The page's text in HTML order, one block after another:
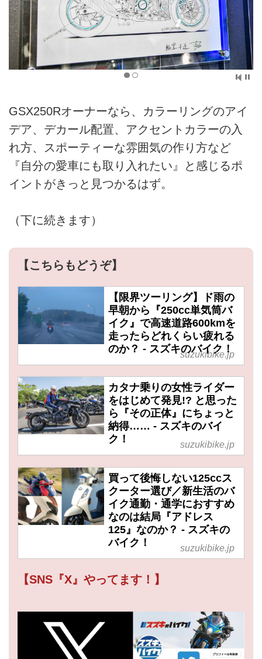
GSX250Rオーナーなら、カラーリングのアイ
デア、デカール配置、アクセントカラーの入
れ方、スポーティーな雰囲気の作り方など
『自分の愛車にも取り入れたい』と感じるポ
イントがきっと見つかるはず。
（下に続きます）
【こちらもどうぞ】
【限界ツーリング】ド雨の
早朝から『250cc単気筒バ
イク』で高速道路600kmを
走ったらどれくらい疲れる
のか？ - スズキのバイク！
suzukibike.jp
カタナ乗りの女性ライダー
をはじめて発見!? と思った
ら『その正体』にちょっと
納得…… - スズキのバイ
ク！
suzukibike.jp
買って後悔しない125ccス
クーター選び／新生活のバ
イク通勤・通学におすすめ
なのは結局『アドレス
125』なのか？ - スズキの
バイク！
suzukibike.jp
【SNS『X』やってます！】